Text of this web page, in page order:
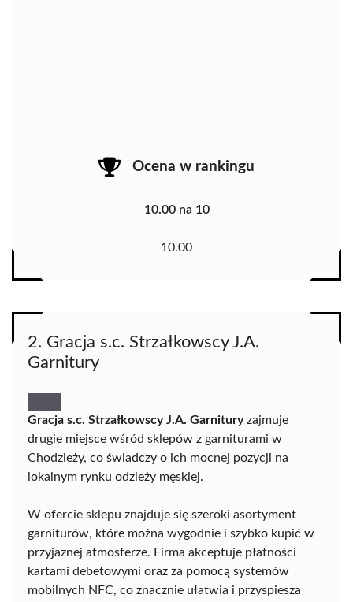
Ocena w rankingu
10.00 na 10
10.00
2. Gracja s.c. Strzałkowscy J.A.
Garnitury
Gracja s.c. Strzałkowscy J.A. Garnituryzajmuje
drugie miejsce wśród sklepów z garniturami w
Chodzieży, co świadczy o ich mocnej pozycji na
lokalnym rynku odzieży męskiej.
W ofercie sklepu znajduje się szeroki asortyment
garniturów, które można wygodnie i szybko kupić w
przyjaznej atmosferze. Firma akceptuje płatności
kartami debetowymi oraz za pomocą systemów
mobilnych NFC, co znacznie ułatwia i przyspiesza